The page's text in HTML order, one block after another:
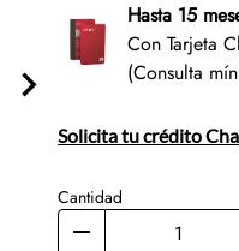
Hasta 15
Con Tarjeta
(Consulta
Solicita tu crédito
Cantidad